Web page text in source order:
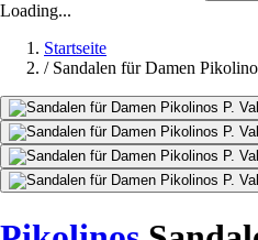
Loading...
Startseite
/ Sandalen für Damen